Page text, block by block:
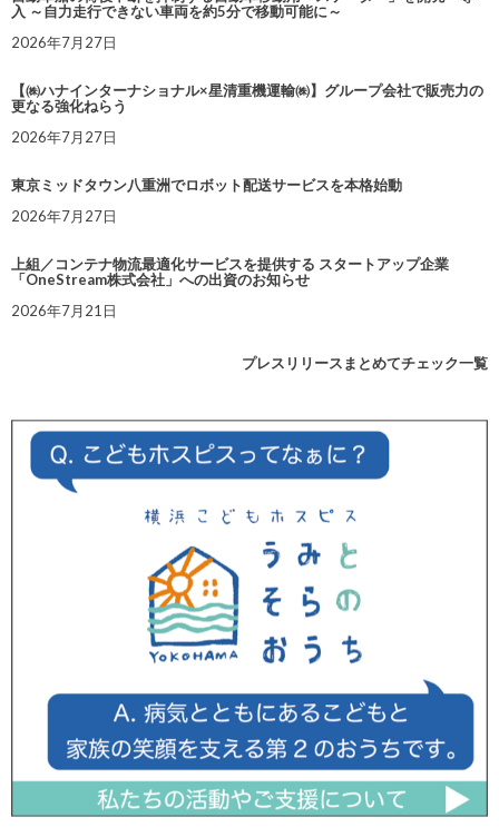
入 ～自力走行できない車両を約5分で移動可能に～
2026年7月27日
【㈱ハナインターナショナル×星清重機運輸㈱】グループ会社で販売力の
更なる強化ねらう
2026年7月27日
東京ミッドタウン八重洲でロボット配送サービスを本格始動
2026年7月27日
上組／コンテナ物流最適化サービスを提供する スタートアップ企業
「OneStream株式会社」への出資のお知らせ
2026年7月21日
プレスリリースまとめてチェック一覧